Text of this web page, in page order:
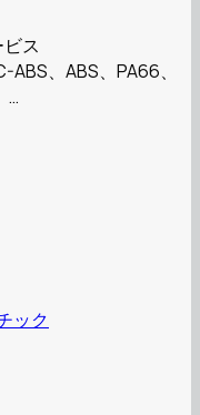
ス
、ABS、PA66、
…
ック